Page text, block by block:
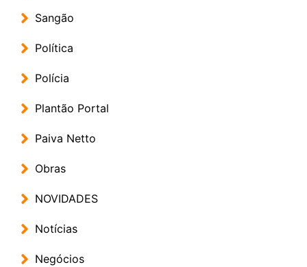
Sangão
Política
Polícia
Plantão Portal
Paiva Netto
Obras
NOVIDADES
Notícias
Negócios